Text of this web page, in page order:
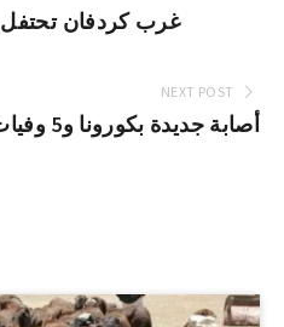
غرب كردفان تحتفل
NEXT POST
15 أصابة جديدة بكورونا و5 وفيات بالجزيرة